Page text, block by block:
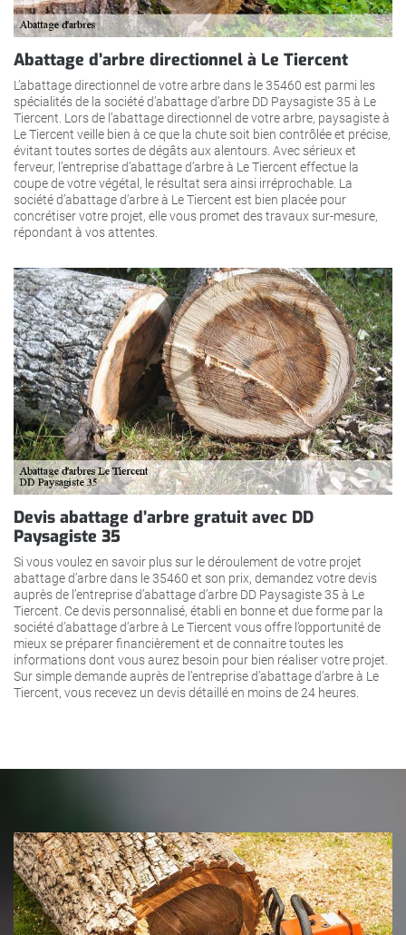
Abattage d’arbre directionnel à Le Tiercent
L’abattage directionnel de votre arbre dans le 35460 est parmi les
spécialités de la société d’abattage d’arbre DD Paysagiste 35 à Le
Tiercent. Lors de l’abattage directionnel de votre arbre, paysagiste à
Le Tiercent veille bien à ce que la chute soit bien contrôlée et précise,
évitant toutes sortes de dégâts aux alentours. Avec sérieux et
ferveur, l’entreprise d’abattage d’arbre à Le Tiercent effectue la
coupe de votre végétal, le résultat sera ainsi irréprochable. La
société d’abattage d’arbre à Le Tiercent est bien placée pour
concrétiser votre projet, elle vous promet des travaux sur-mesure,
répondant à vos attentes.
Devis abattage d’arbre gratuit avec DD
Paysagiste 35
Si vous voulez en savoir plus sur le déroulement de votre projet
abattage d’arbre dans le 35460 et son prix, demandez votre devis
auprès de l’entreprise d’abattage d’arbre DD Paysagiste 35 à Le
Tiercent. Ce devis personnalisé, établi en bonne et due forme par la
société d’abattage d’arbre à Le Tiercent vous offre l’opportunité de
mieux se préparer financièrement et de connaitre toutes les
informations dont vous aurez besoin pour bien réaliser votre projet.
Sur simple demande auprès de l’entreprise d’abattage d’arbre à Le
Tiercent, vous recevez un devis détaillé en moins de 24 heures.